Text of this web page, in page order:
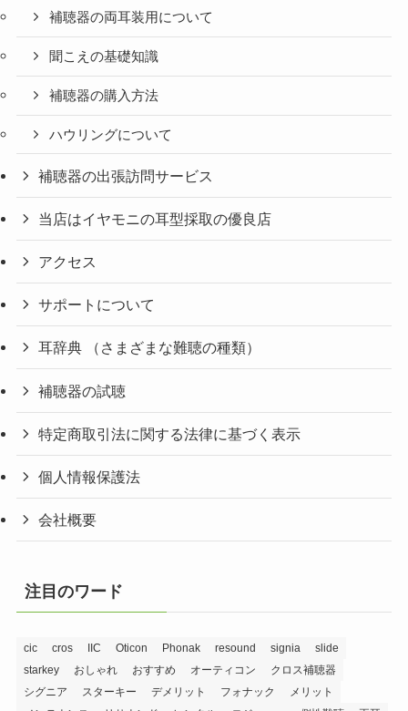
補聴器の両耳装用について
聞こえの基礎知識
補聴器の購入方法
ハウリングについて
補聴器の出張訪問サービス
当店はイヤモニの耳型採取の優良店
アクセス
サポートについて
耳辞典 （さまざまな難聴の種類）
補聴器の試聴
特定商取引法に関する法律に基づく表示
個人情報保護法
会社概要
注目のワード
cic cros IIC Oticon Phonak resound signia
slide
starkey
おしゃれ おすすめ オーティコン
クロス補聴器
シグニア
スターキー デメリット フォナック
メリット